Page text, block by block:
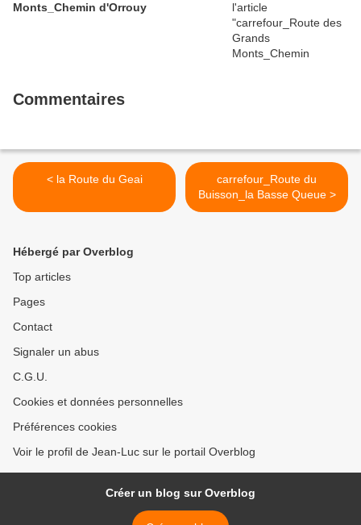
Monts_Chemin d'Orrouy
Commentaires
< la Route du Geai
carrefour_Route du
Buisson_la Basse Queue >
Hébergé par Overblog
Top articles
Pages
Contact
Signaler un abus
C.G.U.
Cookies et données personnelles
Préférences cookies
Voir le profil de Jean-Luc sur le portail Overblog
Créer un blog sur Overblog